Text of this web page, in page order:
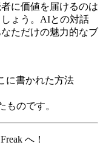
に価値を届けるのは
ょう。AIとの対話
ただけの魅力的なブ
に書かれた方法
ものです。
へ！